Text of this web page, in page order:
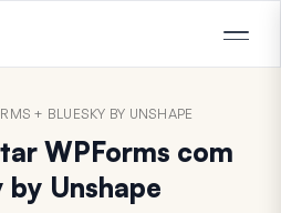
+ BLUESKY BY UNSHAPE
WPForms com
by Unshape